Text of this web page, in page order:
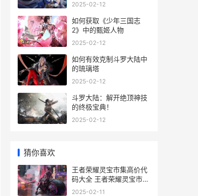
2025-02-12
如何获取《少年三国志
2》中的甄姬人物
2025-02-12
如何有效克制斗罗大陆中
的琉璃塔
2025-02-12
斗罗大陆：解开绝顶神技
的终极宝典！
2025-02-12
猜你喜欢
王者荣耀灵宝市集高价代
码大全 王者荣耀灵宝市集
怎么刷新
2025-02-11